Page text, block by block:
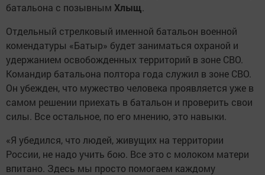
батальона с позывным Хлыщ.
Отдельный стрелковый именной батальон военной
комендатуры «Батыр» будет заниматься охраной и
удержанием освобожденных территорий в зоне СВО.
Командир батальона полтора года служил в зоне СВО.
Он убежден, что мужество человека проявляется уже в
самом решении приехать в батальон и проверить свои
силы. Все остальное, по его мнению, это навыки.
«Я убедился, что людей, живущих на территории
России, не надо учить бою. Все это с молоком матери
впитано. Здесь мы просто помогаем каждому